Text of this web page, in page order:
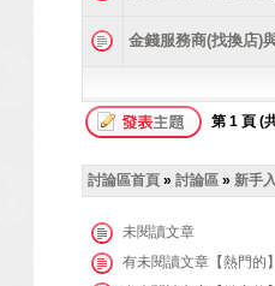
金錢服務商(找換店)
第 1 頁 (
討論區首頁 » 討論區 » 新手
未閱讀文章
有未閱讀文章【熱門的】